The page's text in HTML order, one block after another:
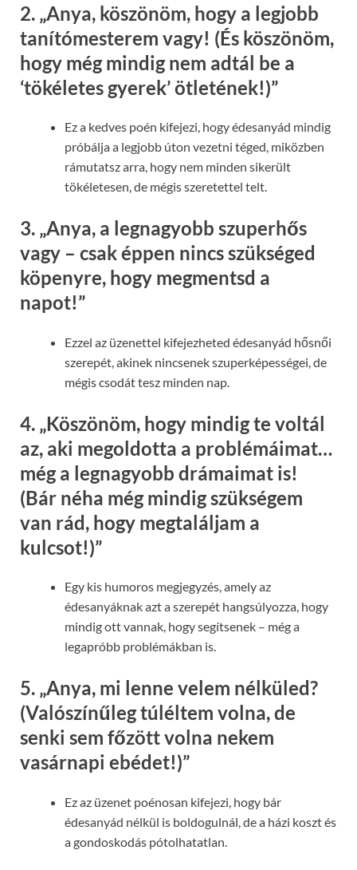
2. „Anya, köszönöm, hogy a legjobb
tanítómesterem vagy! (És köszönöm,
hogy még mindig nem adtál be a
‘tökéletes gyerek’ ötletének!)”
Ez a kedves poén kifejezi, hogy édesanyád mindig
próbálja a legjobb úton vezetni téged, miközben
rámutatsz arra, hogy nem minden sikerült
tökéletesen, de mégis szeretettel telt.
3. „Anya, a legnagyobb szuperhős
vagy – csak éppen nincs szükséged
köpenyre, hogy megmentsd a
napot!”
Ezzel az üzenettel kifejezheted édesanyád hősnői
szerepét, akinek nincsenek szuperképességei, de
mégis csodát tesz minden nap.
4. „Köszönöm, hogy mindig te voltál
az, aki megoldotta a problémáimat…
még a legnagyobb drámaimat is!
(Bár néha még mindig szükségem
van rád, hogy megtaláljam a
kulcsot!)”
Egy kis humoros megjegyzés, amely az
édesanyáknak azt a szerepét hangsúlyozza, hogy
mindig ott vannak, hogy segítsenek – még a
legapróbb problémákban is.
5. „Anya, mi lenne velem nélküled?
(Valószínűleg túléltem volna, de
senki sem főzött volna nekem
vasárnapi ebédet!)”
Ez az üzenet poénosan kifejezi, hogy bár
édesanyád nélkül is boldogulnál, de a házi koszt és
a gondoskodás pótolhatatlan.